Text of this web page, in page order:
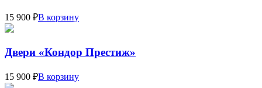
15 900 ₽В корзину
Двери «Кондор Престиж»
15 900 ₽В корзину